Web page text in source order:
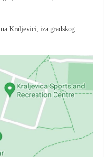
Kraljevici, iza gradskog